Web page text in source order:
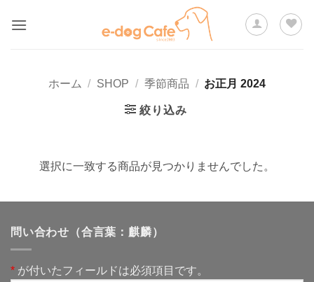
ホーム / SHOP / 季節商品 / お正月 2024
絞り込み
選択に一致する商品が見つかりませんでした。
問い合わせ（合言葉：麒麟）
* が付いたフィールドは必須項目です。